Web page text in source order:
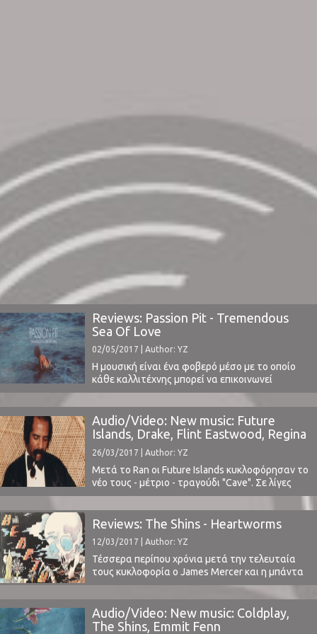
Reviews: Passion Pit - Tremendous
Sea Of Love
02/05/2017 | Author: YZ
Η μουσική είναι ένα φοβερό μέσο με το οποίο
κάθε καλλιτέχνης μπορεί να επικοινωνεί
διάφορα μηνύματα και συναισθηματικές
καταστάσεις με τρόπους άλλοτε συμμετρικούς
και άλλοτε ασύμμετρους. Ίσως να είμαστε
συνηθισμένοι σε μουσικές που προέρχονται από
αγάπες, ερωτικές απογοητεύσεις κλπ, αλλά
υπάρχουν και μπάντες που επικοινωνούν
πολιτικά μηνύματα ή και μηνύματα ...
Audio/Video: New music: Future
Islands, Drake, Flint Eastwood, Regina
Lund
26/03/2017 | Author: YZ
Μετά το Ran οι Future Islands κυκλοφόρησαν το
νέο τους - μέτριο - τραγούδι "Cave". Σε λίγες
ημέρες (7 Απριλίου) κυκλοφορεί το νέο τους
άλμπουμ "The Far Field" από την 4AD. Την
μπάντα πρόκειται να δούμε ζωντανά στο
Passionfruit από τον πρόσφατο δίσκο του Drake
"More Life" ...
Reviews: The Shins - Heartworms
12/03/2017 | Author: YZ
Τέσσερα περίπου χρόνια μετά την τελευταία
τους κυκλοφορία ο James Mercer και η μπάντα
του Shins επιστρέφουν με νέο δίσκο. Το
"Heartworms" μόλις κυκλοφόρησε από την
Columbia Records, το ακούσαμε και
προσπαθήσαμε να δούμε τι έχει να μας πει μια
Audio/Video: New music: Coldplay,
The Shins, Emmit Fenn